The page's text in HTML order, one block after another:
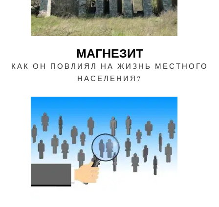
МАГНЕЗИТ
КАК ОН ПОВЛИЯЛ НА ЖИЗНЬ МЕСТНОГО
НАСЕЛЕНИЯ?